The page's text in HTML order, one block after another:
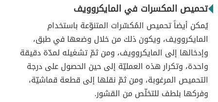
تحميص المكسرات في المايكروويف
يُمكن أيضاً تحميص المُكسّرات المتنوّعة باستخدام
المايكروويف، ويكون ذلك من خلال وضعها في طبق،
وإدخالها إلى المايكروويف، ومن ثمّ تشغيله لمدّة دقيقة
واحدة، وتكرار هذه العمليّة إلى حين الحصول على درجة
التحميص المرغوبة، ومن ثمّ نقلها إلى قطعة قماشيّة،
وفركها بلطف للتخلّص من القشور.